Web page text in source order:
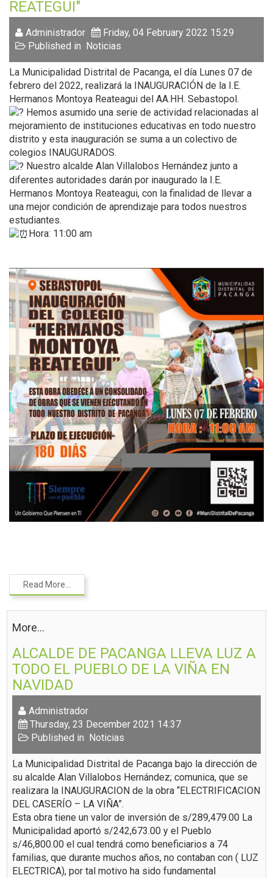
REATEGUI"
Administrador
Friday, 04 February 2022 15:29
Published in Noticias
La Municipalidad Distrital de Pacanga, el día Lunes 07 de
febrero del 2022, realizará la INAUGURACIÓN de la I.E.
Hermanos Montoya Reateagui del AA.HH. Sebastopol.
Hemos asumido una serie de actividad relacionadas al
mejoramiento de instituciones educativas en todo nuestro
distrito y esta inauguración se suma a un colectivo de
colegios INAUGURADOS.
Nuestro alcalde Alan Villalobos Hernández junto a
diferentes autoridades darán por inaugurado la I.E.
Hermanos Montoya Reateagui, con la finalidad de llevar a
una mejor condición de aprendizaje para todos nuestros
estudiantes.
Hora: 11:00 am
Read More...
More...
ALCALDE DE PACANGA LLEVA LUZ A
TODO EL PUEBLO DE LA VIÑA EN
NAVIDAD
Administrador
Thursday, 23 December 2021 14:37
Published in
Noticias
La Municipalidad Distrital de Pacanga bajo la dirección de
su alcalde Alan Villalobos Hernández; comunica, que se
realizara la INAUGURACION de la obra “ELECTRIFICACION
DEL CASERÍO – LA VIÑA”.
Esta obra tiene un valor de inversión de s/289,479.00 La
Municipalidad aportó s/242,673.00 y el Pueblo
s/46,800.00 el cual tendrá como beneficiarios a 74
familias, que durante muchos años, no contaban con ( LUZ
ELECTRICA), por tal motivo ha sido fundamental